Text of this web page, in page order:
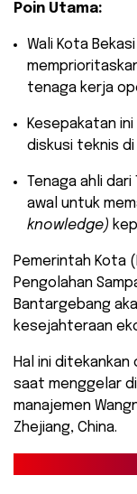
Poin Utama:
​Wali Kota
tenaga kerja
​Kesepakatan ini
diskusi teknis di
​Tenaga ahli
awal untuk
knowledge)
​Pemerintah Kota
Pengolahan
Bantargebang
kesejahteraan
Hal ini ditekankan
saat menggelar
manajemen
Zhejiang, China.